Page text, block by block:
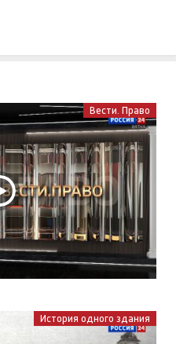
Вести. Право
История одного здания